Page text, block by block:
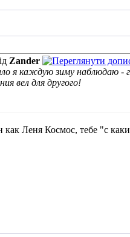
Zander
я каждую зиму наблюдаю -
вел для другого!
как Леня Космос, тебе "с